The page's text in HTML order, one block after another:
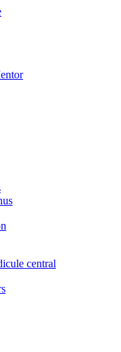
central